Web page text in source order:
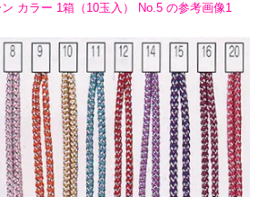
カラー 1箱（10玉入） No.5 の参考画像1